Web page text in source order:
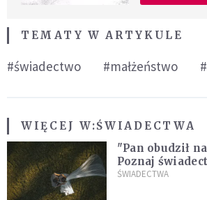
TEMATY W ARTYKULE
#świadectwo #małżeństwo
WIĘCEJ W:ŚWIADECTWA
"Pan obudził
Poznaj
Marcina,
ŚWIADECTWA